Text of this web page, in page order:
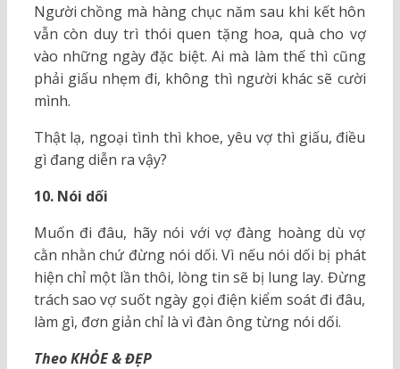
Người chồng mà hàng chục năm sau khi kết hôn
vẫn còn duy trì thói quen tặng hoa, quà cho vợ
vào những ngày đặc biệt. Ai mà làm thế thì cũng
phải giấu nhẹm đi, không thì người khác sẽ cười
mình.
Thật lạ, ngoại tình thì khoe, yêu vợ thì giấu, điều
gì đang diễn ra vậy?
10. Nói dối
Muốn đi đâu, hãy nói với vợ đàng hoàng dù vợ
cằn nhằn chứ đừng nói dối. Vì nếu nói dối bị phát
hiện chỉ một lần thôi, lòng tin sẽ bị lung lay. Đừng
trách sao vợ suốt ngày gọi điện kiểm soát đi đâu,
làm gì, đơn giản chỉ là vì đàn ông từng nói dối.
Theo KHỎE & ĐẸP